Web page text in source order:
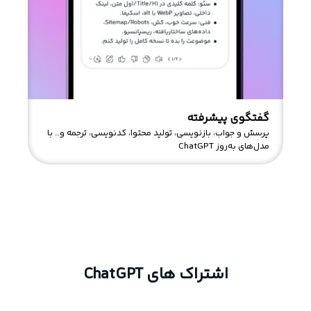
گفتگوی پیشرفته
پرسش و جواب، بازنویسی، تولید محتوا، کدنویسی، ترجمه و… با
مدل‌های به‌روز ChatGPT
اشتراک های ChatGPT